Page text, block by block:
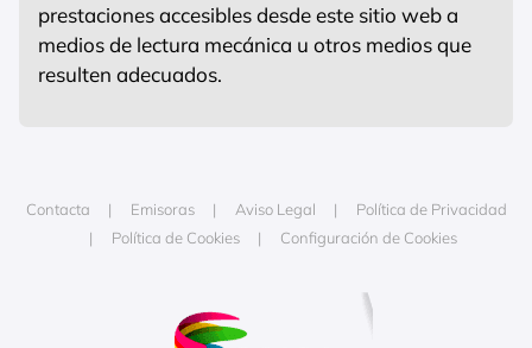
prestaciones accesibles desde este sitio web a
medios de lectura mecánica u otros medios que
resulten adecuados.
Contacta Emisoras Aviso Legal
Política de Privacidad
Política de Cookies
Configuración de Cookies